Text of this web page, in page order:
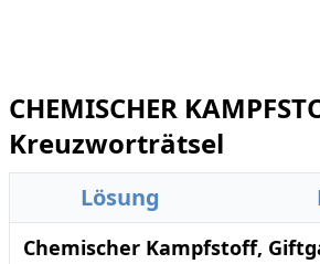
CHEMISCHER
Kreuzworträtsel
Lösung
Chemischer Kampfstoff,